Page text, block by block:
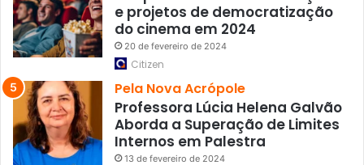
e projetos de democratização
do cinema em 2024
20 de fevereiro de 2024
Citizen
Pela Nova Acrópole
Professora Lúcia Helena Galvão
Aborda a Superação de Limites
Internos em Palestra
13 de fevereiro de 2024